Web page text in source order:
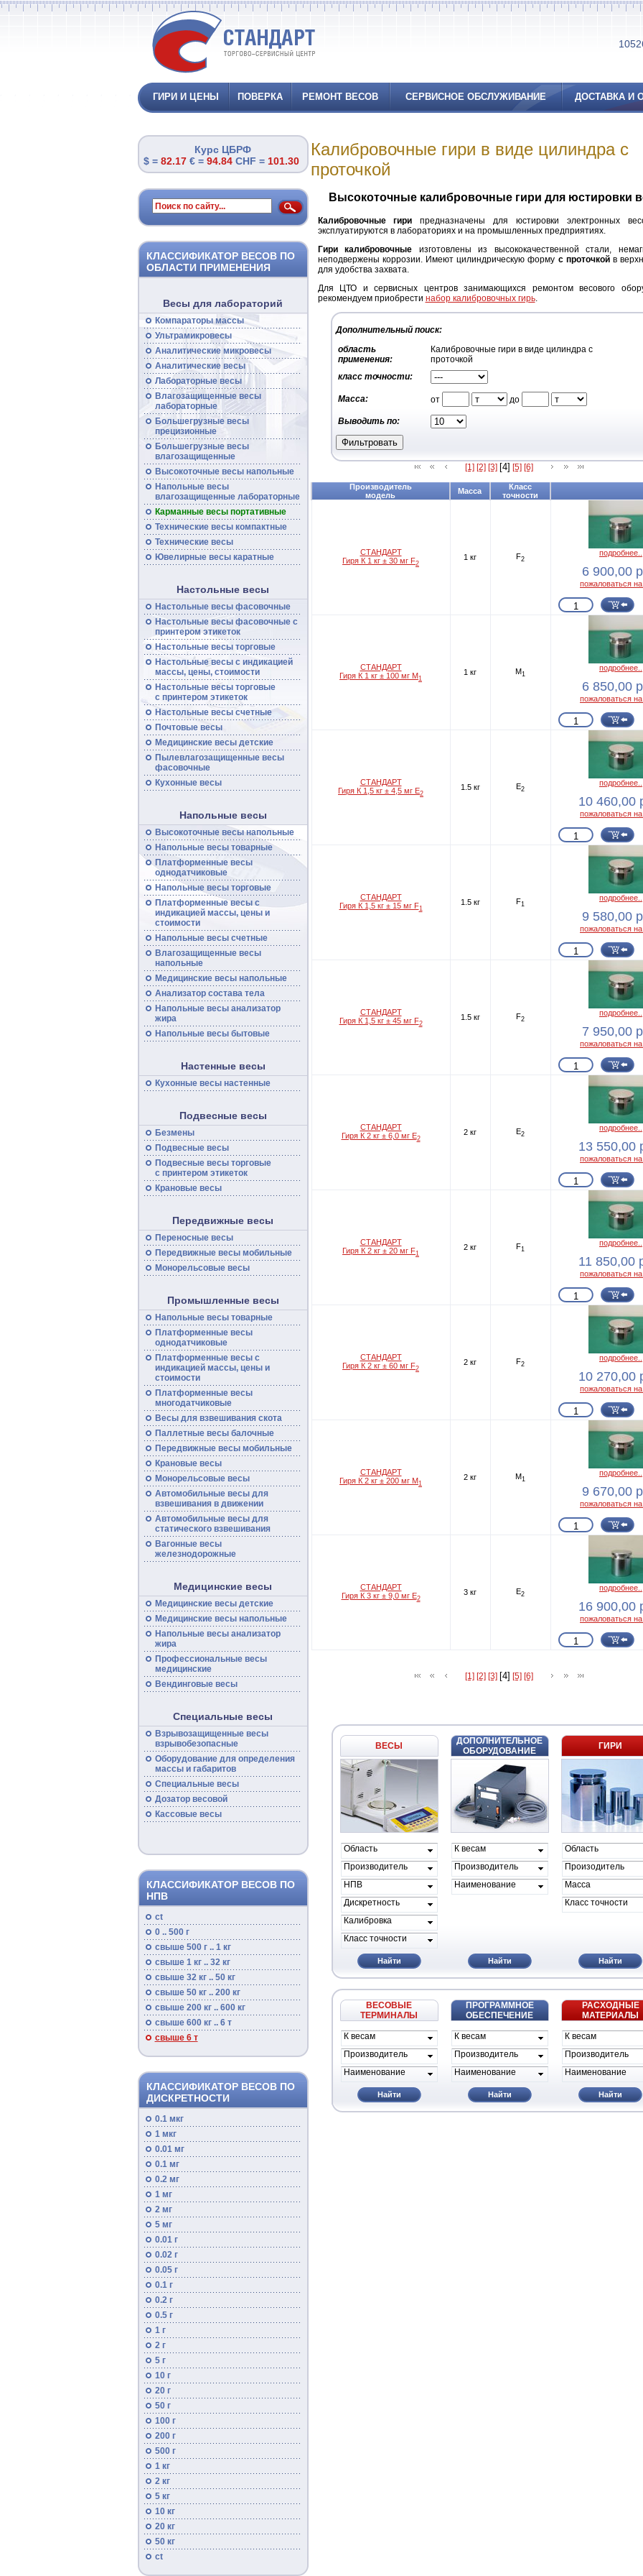
ГИРИ И ЦЕНЫ ПОВЕРКА РЕМОНТ ВЕСОВ СЕРВИСНОЕ ОБСЛУЖИВАНИЕ ДОСТАВКА И
Курс ЦБРФ
$ = 82.17 € = 94.84 CHF = 101.30
КЛАССИФИКАТОР ВЕСОВ ПО
ОБЛАСТИ ПРИМЕНЕНИЯ
Весы для лабораторий
Компараторы массы
Ультрамикровесы
Аналитические микровесы
Аналитические весы
Лабораторные весы
Влагозащищенные весы
лабораторные
Большегрузные весы
прецизионные
Большегрузные весы
влагозащищенные
Высокоточные весынапольные
Напольные весы
влагозащищенные лабораторные
Карманные весы портативные
Технические весыкомпактные
Технические весы
Ювелирные весы каратные
Настольные весы
Настольные весы фасовочные
Настольные весыфасовочные с
принтером этикеток
Настольные весы торговые
Настольныевесыс индикацией
массы, цены, стоимости
Настольные весыторговые
с принтером этикеток
Настольные весысчетные
Почтовые весы
Медицинские весы детские
Пылевлагозащищенные весы
фасовочные
Кухонные весы
Напольные весы
Высокоточные весынапольные
Напольные весытоварные
Платформенные весы
однодатчиковые
Напольные весыторговые
Платформенныевесыс
индикацией массы, цены и
стоимости
Напольные весысчетные
Влагозащищенные весы
напольные
Медицинские весынапольные
Анализатор состава тела
Напольные весыанализатор
жира
Напольные весы бытовые
Настенные весы
Кухонные весы настенные
Подвесные весы
Безмены
Подвесные весы
Подвесные весыторговые
с принтером этикеток
Крановые весы
Передвижные весы
Переносные весы
Передвижные весымобильные
Монорельсовые весы
Промышленные весы
Напольные весытоварные
Платформенные весы
однодатчиковые
Платформенные весыс
индикацией массы, цены и
стоимости
Платформенные весы
многодатчиковые
Весы для взвешивания скота
Паллетные весы балочные
Передвижные весымобильные
Крановые весы
Монорельсовые весы
Автомобильные весыдля
взвешивания в движении
Автомобильные весы для
статического взвешивания
Вагонные весы
железнодорожные
Медицинские весы
Медицинские весы детские
Медицинские весынапольные
Напольные весыанализатор
жира
Профессиональные весы
медицинские
Вендинговые весы
Специальные весы
Взрывозащищенные весы
взрывобезопасные
Оборудование для определения
массы и габаритов
Специальные весы
Дозатор весовой
Кассовые весы
КЛАССИФИКАТОР ВЕСОВ ПО
НПВ
ct
0 .. 500 г
свыше 500 г .. 1 кг
свыше 1 кг .. 32 кг
свыше 32 кг .. 50 кг
свыше 50 кг .. 200 кг
свыше 200 кг .. 600 кг
свыше 600 кг .. 6 т
свыше 6 т
КЛАССИФИКАТОР ВЕСОВ ПО
ДИСКРЕТНОСТИ
0.1 мкг
1 мкг
0.01 мг
0.1 мг
0.2 мг
1 мг
2 мг
5 мг
0.01 г
0.02 г
0.05 г
0.1 г
0.2 г
0.5 г
1 г
2 г
5 г
10 г
20 г
50 г
100 г
200 г
500 г
1 кг
2 кг
5 кг
10 кг
20 кг
50 кг
ct
Калибровочные гири в виде цилиндра с
проточкой
Высокоточные калибровочные гири для юстировки
Калибровочные гири предназначены для юстировки электронных
эксплуатируются в лабораториях и на промышленных предприятиях.
Гири калибровочные изготовлены из высококачественной стали,
неподвержены коррозии. Имеют цилиндрическую форму с проточкойв
для удобства захвата.
Для ЦТО и сервисных центров занимающихся ремонтом весового
рекомендуем приобрести набор калибровочных гирь.
Дополнительный поиск:
область
применения:
Калибровочные гири в виде цилиндра с
проточкой
класс точности:
Масса: от до
Выводить по:
[1] [2] [3] [4] [5] [6]
Производитель
модель
Масса
Класс
точности
СТАНДАРТ
Гиря К 1 кг ± 30 мг F2
1 кг F2
подробнее..
6 900,00
пожаловаться
СТАНДАРТ
Гиря К 1 кг ± 100 мг M1
1 кг M1
подробнее..
6 850,00
пожаловаться
СТАНДАРТ
Гиря К 1,5 кг ± 4,5 мг E2
1.5 кг E2
подробнее..
10 460,00
пожаловаться
СТАНДАРТ
Гиря К 1,5 кг ± 15 мг F1
1.5 кг F1
подробнее..
9 580,00
пожаловаться
СТАНДАРТ
Гиря К 1,5 кг ± 45 мг F2
1.5 кг F2
подробнее..
7 950,00
пожаловаться
СТАНДАРТ
Гиря К 2 кг ± 6,0 мг E2
2 кг E2
подробнее..
13 550,00
пожаловаться
СТАНДАРТ
Гиря К 2 кг ± 20 мг F1
2 кг F1
подробнее..
11 850,00
пожаловаться
СТАНДАРТ
Гиря К 2 кг ± 60 мг F2
2 кг F2
подробнее..
10 270,00
пожаловаться
СТАНДАРТ
Гиря К 2 кг ± 200 мг M1
2 кг M1
подробнее..
9 670,00
пожаловаться
СТАНДАРТ
Гиря К 3 кг ± 9,0 мг E2
3 кг E2
подробнее..
16 900,00
пожаловаться
[1] [2] [3] [4] [5] [6]
ВЕСЫ
ДОПОЛНИТЕЛЬНОЕ
ОБОРУДОВАНИЕ
ГИРИ
Область
применения
Производитель
весов
НПВ
Дискретность
Калибровка
Класс точности
К весам
проиводителя
Производитель
Наименование
Область
применения
Произодитель
Масса
Класс точности
Найти Найти Найти
ВЕСОВЫЕ
ТЕРМИНАЛЫ
ПРОГРАММНОЕ
ОБЕСПЕЧЕНИЕ
РАСХОДНЫЕ
МАТЕРИАЛЫ
К весам
проиводителя
Производитель
Наименование
К весам
проиводителя
Производитель
Наименование
К весам
проиводителя
Производитель
Наименование
Найти Найти Найти